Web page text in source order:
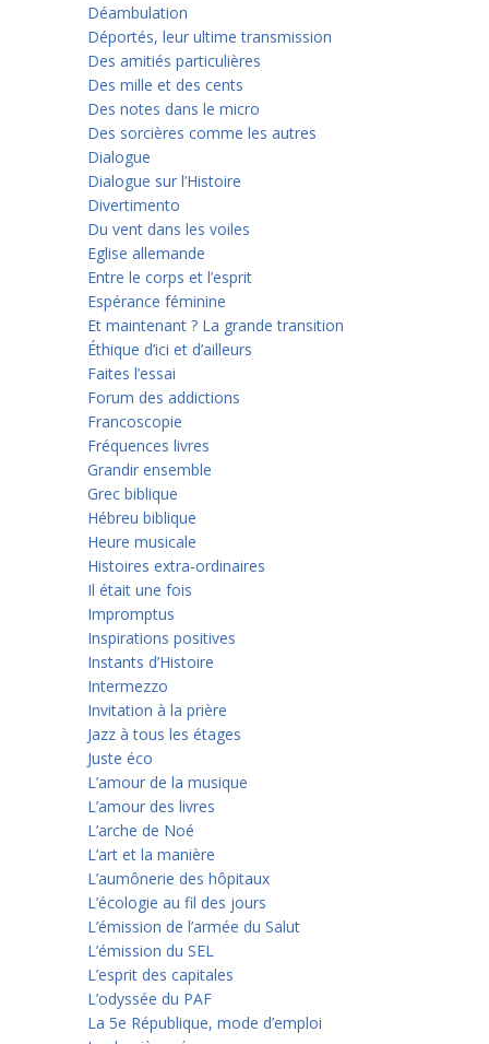
Déambulation
Déportés, leur ultime transmission
Des amitiés particulières
Des mille et des cents
Des notes dans le micro
Des sorcières comme les autres
Dialogue
Dialogue sur l’Histoire
Divertimento
Du vent dans les voiles
Eglise allemande
Entre le corps et l’esprit
Espérance féminine
Et maintenant ? La grande transition
Éthique d’ici et d’ailleurs
Faites l’essai
Forum des addictions
Francoscopie
Fréquences livres
Grandir ensemble
Grec biblique
Hébreu biblique
Heure musicale
Histoires extra-ordinaires
Il était une fois
Impromptus
Inspirations positives
Instants d’Histoire
Intermezzo
Invitation à la prière
Jazz à tous les étages
Juste éco
L’amour de la musique
L’amour des livres
L’arche de Noé
L’art et la manière
L’aumônerie des hôpitaux
L’écologie au fil des jours
L’émission de l’armée du Salut
L’émission du SEL
L’esprit des capitales
L’odyssée du PAF
La 5e République, mode d’emploi